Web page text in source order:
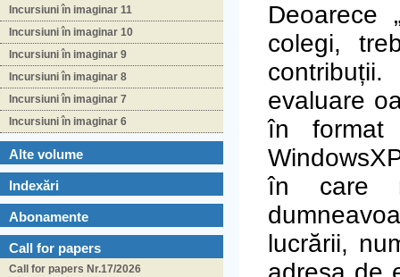
Incursiuni în imaginar 11
Incursiuni în imaginar 10
Incursiuni în imaginar 9
Incursiuni în imaginar 8
Incursiuni în imaginar 7
Incursiuni în imaginar 6
Alte volume
Indexări
Abonamente
Call for papers
Call for papers Nr.17/2026
Deoarece
colegi,
evaluare
în format
în care
lucrării,